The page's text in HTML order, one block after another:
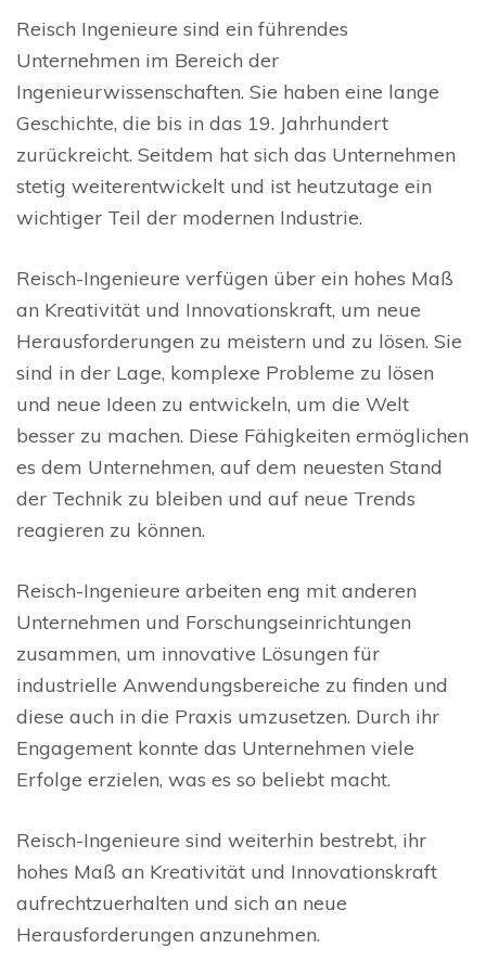
Reisch Ingenieure sind ein führendes
Unternehmen im Bereich der
Ingenieurwissenschaften. Sie haben eine lange
Geschichte, die bis in das 19. Jahrhundert
zurückreicht. Seitdem hat sich das Unternehmen
stetig weiterentwickelt und ist heutzutage ein
wichtiger Teil der modernen Industrie.
Reisch-Ingenieure verfügen über ein hohes Maß
an Kreativität und Innovationskraft, um neue
Herausforderungen zu meistern und zu lösen. Sie
sind in der Lage, komplexe Probleme zu lösen
und neue Ideen zu entwickeln, um die Welt
besser zu machen. Diese Fähigkeiten ermöglichen
es dem Unternehmen, auf dem neuesten Stand
der Technik zu bleiben und auf neue Trends
reagieren zu können.
Reisch-Ingenieure arbeiten eng mit anderen
Unternehmen und Forschungseinrichtungen
zusammen, um innovative Lösungen für
industrielle Anwendungsbereiche zu finden und
diese auch in die Praxis umzusetzen. Durch ihr
Engagement konnte das Unternehmen viele
Erfolge erzielen, was es so beliebt macht.
Reisch-Ingenieure sind weiterhin bestrebt, ihr
hohes Maß an Kreativität und Innovationskraft
aufrechtzuerhalten und sich an neue
Herausforderungen anzunehmen.